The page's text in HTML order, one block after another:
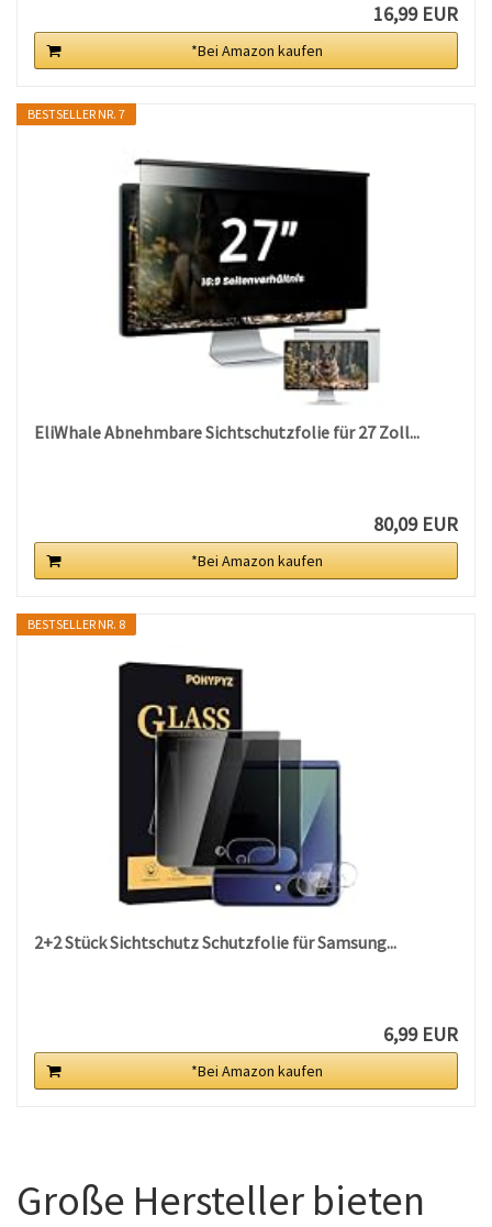
16,99 EUR
*Bei Amazon kaufen
BESTSELLER NR. 7
EliWhale Abnehmbare Sichtschutzfolie für 27 Zoll...
80,09 EUR
*Bei Amazon kaufen
BESTSELLER NR. 8
2+2 Stück Sichtschutz Schutzfolie für Samsung...
6,99 EUR
*Bei Amazon kaufen
Große Hersteller bieten